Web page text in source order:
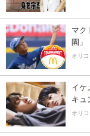
マク
園」
オリ
イケ
キュ
オリ